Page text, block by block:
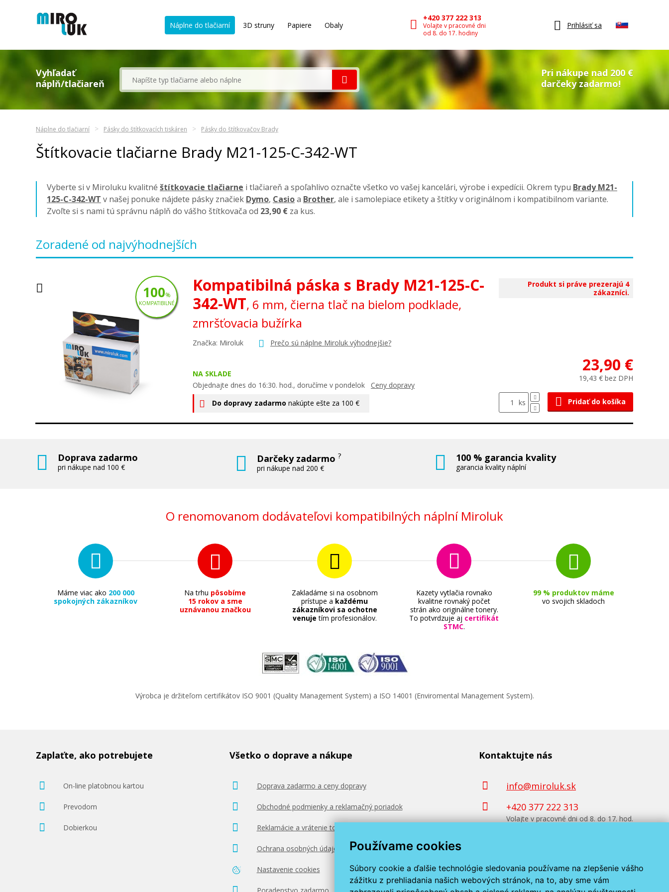
Používame cookies
Súbory cookie a ďalšie technológie sledovania používame na zlepšenie vášho
zážitku z prehliadania našich webových stránok, na to, aby sme vám
Náplne do tlačiarní 3D struny Papiere Obaly
+420 377 222 313
Volajte v pracovné dni
od 8. do 17. hodiny
Prihlásiť sa
Vyhľadať
náplň/tlačiareň
Pri nákupe nad 200 €
darčeky zadarmo!
Náplne do tlačiarní Pásky do štítkovacích tiskáren Pásky do štítkovačov Brady
Štítkovacie tlačiarne Brady M21-125-C-342-WT
Vyberte si v Miroluku kvalitné štítkovacie tlačiarne i tlačiareň a spoľahlivo označte všetko vo vašej kancelári, výrobe i expedícii. Okrem typu Brady M21-
125-C-342-WT v našej ponuke nájdete pásky značiek Dymo, Casioa Brother, ale i samolepiace etikety a štítky v originálnom i kompatibilnom variante.
Zvoľte si s nami tú správnu náplň do vášho štítkovača od 23,90 € za kus.
Zoradené od najvýhodnejších
Kompatibilná páska s Brady M21-125-C-
342-WT, 6 mm, čierna tlač na bielom podklade,
zmršťovacia bužírka
Značka: Miroluk Prečo sú náplne Miroluk výhodnejšie?
NA SKLADE
Objednajte dnes do 16:30. hod., doručíme v pondelok Ceny dopravy
Do dopravy zadarmo nakúpte ešte za 100 €
Produkt si práve prezerajú 4
zákazníci.
23,90 €
19,43 € bez DPH
ks Pridať do košíka
100%
KOMPATIBILNÉ
Doprava zadarmo
pri nákupe nad 100 €
Darčeky zadarmo?
pri nákupe nad 200 €
100 % garancia kvality
garancia kvality náplní
O renomovanom dodávateľovi kompatibilných náplní Miroluk
Máme viac ako 200 000
spokojných zákazníkov
Na trhu pôsobíme
15 rokov a sme
uznávanou značkou
Zakladáme si na osobnom
prístupe a každému
zákazníkovi sa ochotne
venuje tím profesionálov.
Kazety vytlačia rovnako
kvalitne rovnaký počet
strán ako originálne tonery.
To potvrdzuje aj certifikát
STMC.
99 % produktov máme
vo svojich skladoch
Výrobca je držiteľom certifikátov ISO 9001 (Quality Management System) a ISO 14001 (Enviromental Management System).
Zaplaťte, ako potrebujete
On-line platobnou kartou
Prevodom
Dobierkou
Všetko o doprave a nákupe
Doprava zadarmo a ceny dopravy
Obchodné podmienky a reklamačný poriadok
Reklamácie a vrátenie tovaru
Ochrana osobných údajov
Nastavenie cookies
Kontaktujte nás
info@miroluk.sk
+420 377 222 313
Volajte v pracovné dni od 8. do 17. hod.